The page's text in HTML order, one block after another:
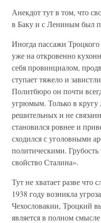
Анекдот тут в том, что
в Баку и с Лениным был
Иногда пассажи
уже на откровенно
себя провинциалом,
ступает тяжело и
Политбюро он почти
угрюмым. Только в
решительных и не
становился ровнее и
сходился с уголовными
политическими. Грубость
свойство Сталина».
Тут не хватает разве что
1938 году возникла
Чехословакии, Троцкий
является в полном